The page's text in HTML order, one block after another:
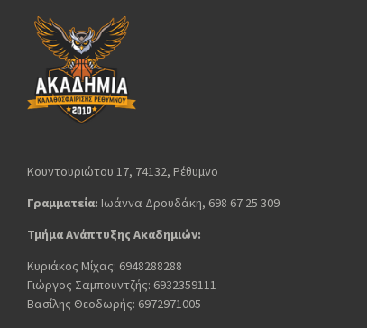
Κουντουριώτου 17, 74132, Ρέθυμνο
Γραμματεία: Ιωάννα Δρουδάκη, 698 67 25 309
Τμήμα Ανάπτυξης Ακαδημιών:
Κυριάκος Μίχας: 6948288288
Γιώργος Σαμπουντζής: 6932359111
Βασίλης Θεοδωρής: 6972971005